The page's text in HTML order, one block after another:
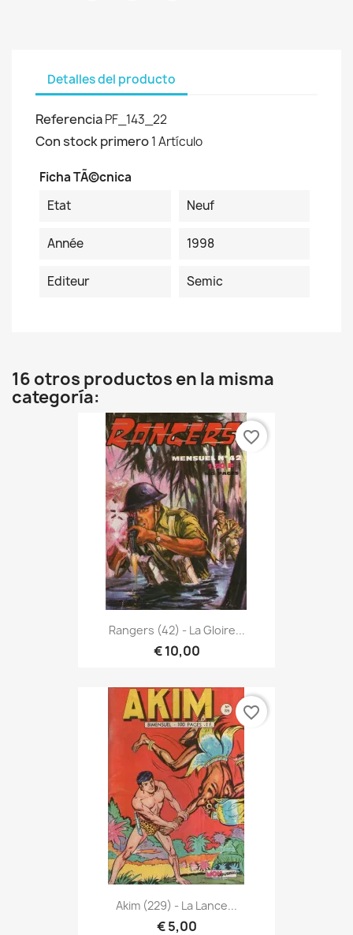
Detalles del producto
ReferenciaPF_143_22
Con stock primero1 Artículo
Ficha TÃ©cnica
Etat
Neuf
Année 1998
Editeur Semic
16 otros productos en la misma
categoría:
Rangers (42) - La Gloire...
€ 10,00
favorite_border
Akim (229) - La Lance...
€ 5,00
favorite_border